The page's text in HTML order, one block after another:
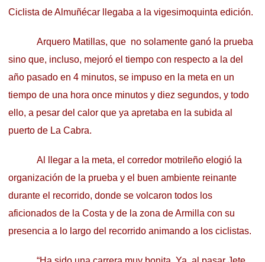
Ciclista de Almuñécar llegaba a la vigesimoquinta edición.
Arquero Matillas, que no solamente ganó la prueba
sino que, incluso, mejoró el tiempo con respecto a la del
año pasado en 4 minutos, se impuso en la meta en un
tiempo de una hora once minutos y diez segundos, y todo
ello, a pesar del calor que ya apretaba en la subida al
puerto de La Cabra.
Al llegar a la meta, el corredor motrileño elogió la
organización de la prueba y el buen ambiente reinante
durante el recorrido, donde se volcaron todos los
aficionados de la Costa y de la zona de Armilla con su
presencia a lo largo del recorrido animando a los ciclistas.